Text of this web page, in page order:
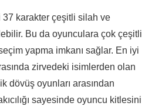
37 karakter çeşitli silah ve
Bu da oyunculara çok çeşitli
yapma imkanı sağlar. En iyi
zirvedeki isimlerden olan
dövüş oyunları arasından
sayesinde oyuncu kitlesini